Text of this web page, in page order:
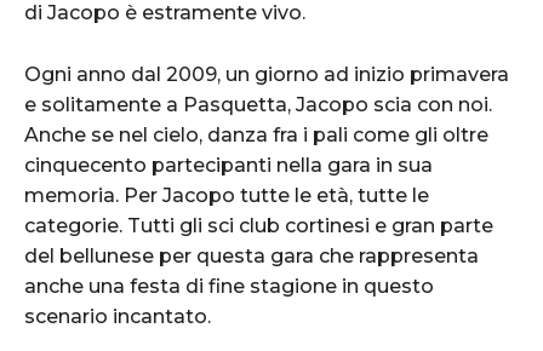
di Jacopo è estramente vivo.
Ogni anno dal 2009, un giorno ad inizio primavera
e solitamente a Pasquetta, Jacopo scia con noi.
Anche se nel cielo, danza fra i pali come gli oltre
cinquecento partecipanti nella gara in sua
memoria. Per Jacopo tutte le età, tutte le
categorie. Tutti gli sci club cortinesi e gran parte
del bellunese per questa gara che rappresenta
anche una festa di fine stagione in questo
scenario incantato.